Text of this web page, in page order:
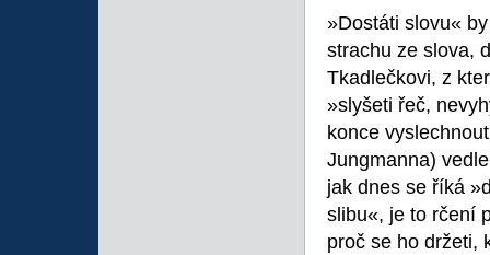
»Dostáti slovu«
strachu ze slova,
Tkadlečkovi, z
»slyšeti řeč,
konce
Jungmanna)
jak dnes se říká
slibu«, je to rčení
proč se ho držeti,